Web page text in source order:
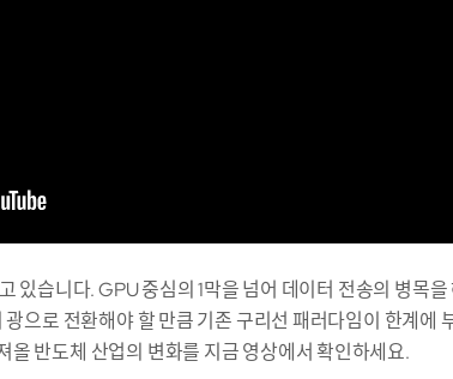
있습니다. GPU 중심의 1막을 넘어 데이터 전송의 병목
으로 전환해야 할 만큼 기존 구리선 패러다임이 한계
올 반도체 산업의 변화를 지금 영상에서 확인하세요.